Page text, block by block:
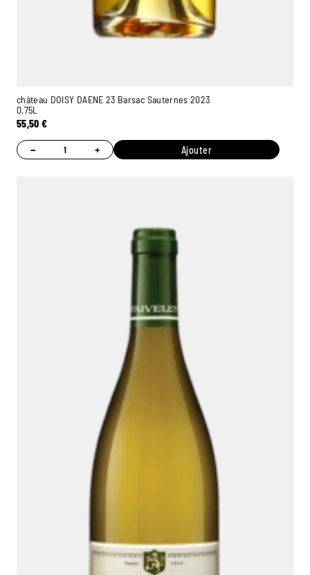
château DOISY DAENE 23 Barsac Sauternes 2023
0,75L
55,50€
− + Ajouter